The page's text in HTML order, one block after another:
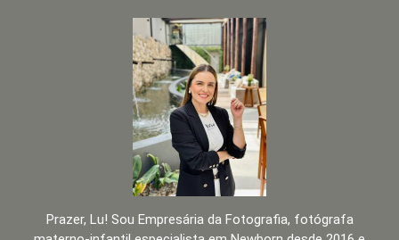
Prazer, Lu! Sou Empresária da Fotografia, fotógrafa